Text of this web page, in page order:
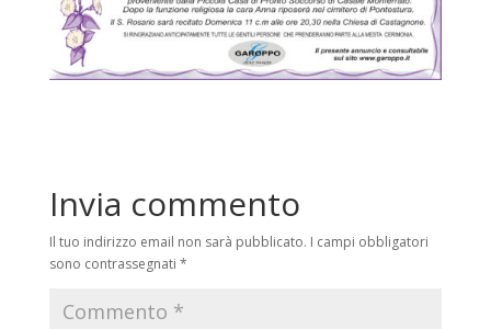
Invia commento
Il tuo indirizzo email non sarà pubblicato. I campi obbligatori
sono contrassegnati *